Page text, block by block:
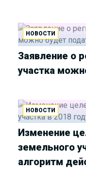
НОВОСТИ
Заявление о
участка
НОВОСТИ
Изменение
земельного
алгоритм